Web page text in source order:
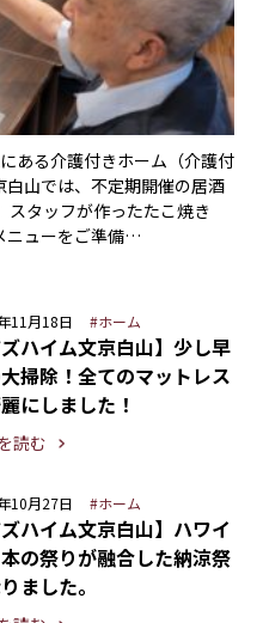
ある介護付きホーム（介護付
山では、不定期開催の居酒
スタッフが作ったたこ焼き
ニューをご準備…
11月18日 #ホーム
ズハイム文京白山】少し早
掃除！全てのマットレス
にしました！
読む
10月27日 #ホーム
ズハイム文京白山】ハワイ
の祭りが融合した納涼祭
ました。